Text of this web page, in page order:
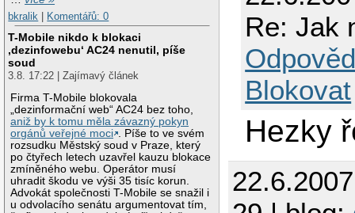
bkralik
Komentářů: 0
T-Mobile nikdo k blokaci
‚dezinfowebu‘ AC24 nenutil, píše
soud
3.8. 17:22 | Zajímavý článek
Firma T-Mobile blokovala
„dezinformační web“ AC24 bez toho,
aniž by k tomu měla závazný pokyn
orgánů veřejné moci . Píše to ve svém
rozsudku Městský soud v Praze, který
po čtyřech letech uzavřel kauzu blokace
zmíněného webu. Operátor musí
uhradit škodu ve výši 35 tisíc korun.
Advokát společnosti T-Mobile se snažil i
u odvolacího senátu argumentovat tím,
Re: Jak
Blokovat
Hezky